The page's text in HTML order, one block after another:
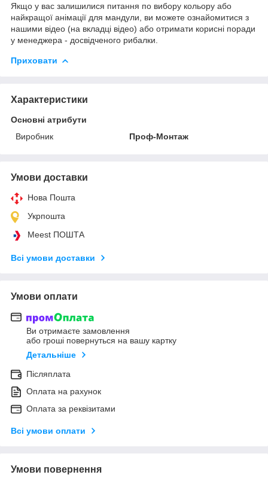
Якщо у вас залишилися питання по вибору кольору або
найкращої анімації для мандули, ви можете ознайомитися з
нашими відео (на вкладці відео) або отримати корисні поради
у менеджера - досвідченого рибалки.
Приховати
Характеристики
Основні атрибути
Виробник
Проф-Монтаж
Умови доставки
Нова Пошта
Укрпошта
Meest ПОШТА
Всі умови доставки
Умови оплати
Ви отримаєте замовлення
або гроші повернуться на вашу картку
Детальніше
Післяплата
Оплата на рахунок
Оплата за реквізитами
Всі умови оплати
Умови повернення